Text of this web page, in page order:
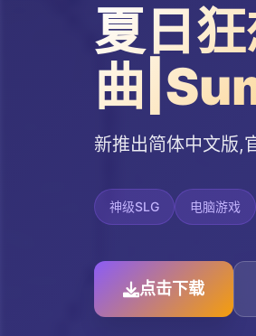
夏日
曲
新推出简体中文版,
神级SLG 电脑游戏
点击下载